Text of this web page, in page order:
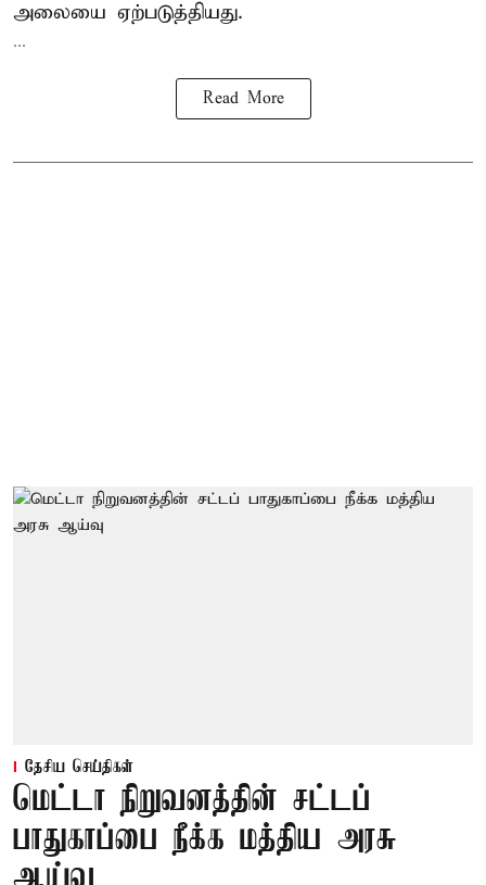
அலையை ஏற்படுத்தியது.
...
Read More
தேசிய செய்திகள்
மெட்டா நிறுவனத்தின் சட்டப்
பாதுகாப்பை நீக்க மத்திய அரசு